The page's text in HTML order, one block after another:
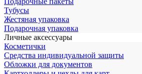
Тубусы
Жестяная упаковка
Подарочная упаковка
Личные аксессуары
Косметички
Средства индивидуальной защиты
Обложки для документов